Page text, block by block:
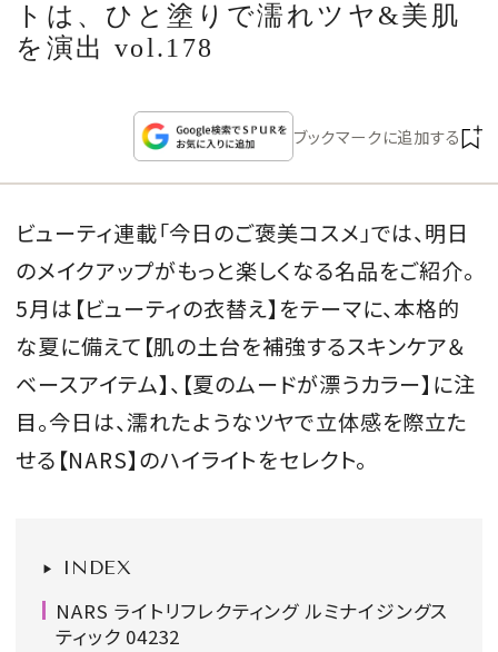
CULTURE
CELEBRITY
WEDDING
FORTUNE
SDGs
MAGAZINE
会員登録
Log in or Sign up
トは、ひと塗りで濡れツヤ&美肌
を演出 vol.178
ブックマークに追加する
ビューティ連載「今日のご褒美コスメ」では、明日
のメイクアップがもっと楽しくなる名品をご紹介。
5月は【ビューティの衣替え】をテーマに、本格的
な夏に備えて【肌の土台を補強するスキンケア＆
ベースアイテム】、【夏のムードが漂うカラー】に注
目。今日は、濡れたようなツヤで立体感を際立た
せる【NARS】のハイライトをセレクト。
INDEX
NARS ライトリフレクティング ルミナイジングス
ティック 04232